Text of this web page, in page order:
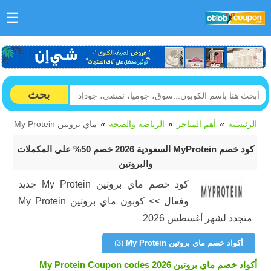
☰
بحث
الرئيسيه أهم المتاجر الرياضة والصحة ماي بروتين My Protein
كود خصم MyProtein السعودية 2026 خصم 50% على المكملات
والبروتين
كود خصم ماي بروتين My Protein جديد
وفعال >> كوبون ماي بروتين My Protein
متجدد لشهر أغسطس 2026
أكواد خصم ماي بروتين My Protein (3)
أكواد خصم ماي بروتين My Protein Coupon codes 2026